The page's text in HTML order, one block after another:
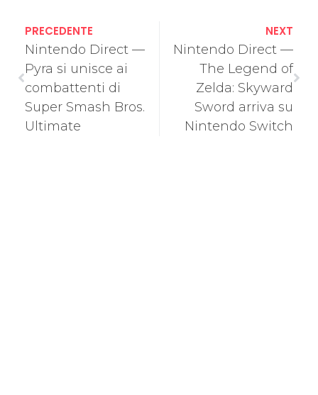
PRECEDENTE
Nintendo Direct —
Pyra si unisce ai
combattenti di
Super Smash Bros.
Ultimate
NEXT
Nintendo Direct —
The Legend of
Zelda: Skyward
Sword arriva su
Nintendo Switch